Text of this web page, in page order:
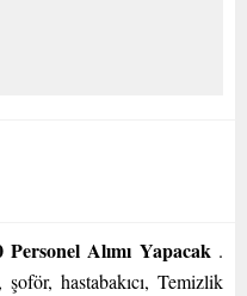
Alımı Yapacak .
hastabakıcı, Temizlik